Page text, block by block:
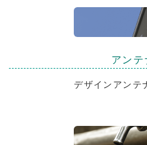
アンテ
デザインアンテ